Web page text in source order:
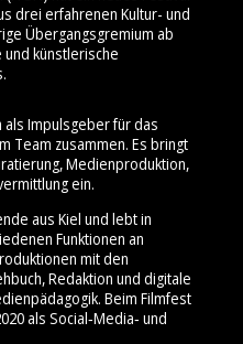
drei erfahrenen Kultur- und
Übergangsgremium ab
künstlerische
als Impulsgeber für das
Team zusammen. Es bringt
Medienproduktion,
ein.
aus Kiel und lebt in
Funktionen an
mit den
Redaktion und digitale
Beim Filmfest
als Social‑Media‑ und